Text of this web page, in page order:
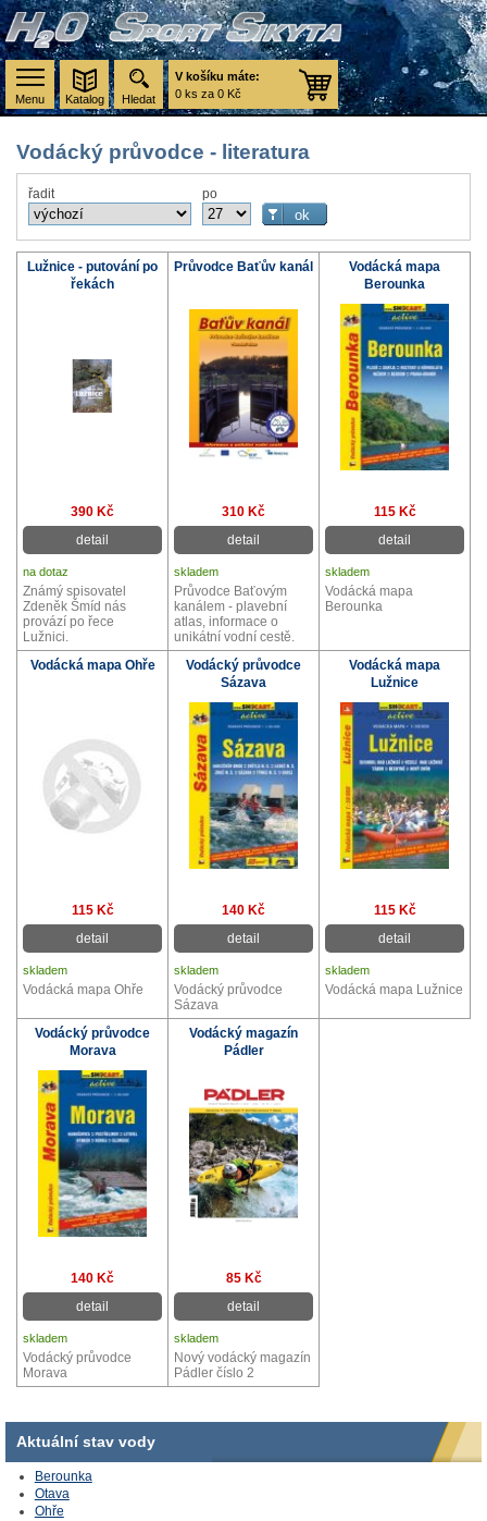
Menu
V košíku máte:
0 ks za 0 Kč
Hledat
Vodácký průvodce - literatura
řadit po
Lužnice - putování po
řekách
Průvodce Baťův kanál
Vodácká mapa
Berounka
390 Kč
detail
310 Kč
detail
115 Kč
detail
na dotaz skladem skladem
Známý spisovatel
Zdeněk Šmíd nás
provází po řece
Lužnici.
Průvodce Baťovým
kanálem - plavební
atlas, informace o
unikátní vodní cestě.
Vodácká mapa
Berounka
Vodácká mapa Ohře
Vodácký průvodce
Sázava
Vodácká mapa
Lužnice
115 Kč
detail
140 Kč
detail
115 Kč
detail
skladem skladem skladem
Vodácká mapa Ohře
Vodácký průvodce
Sázava
Vodácká mapa Lužnice
Vodácký průvodce
Morava
Vodácký magazín
Pádler
140 Kč
detail
85 Kč
detail
skladem skladem
Vodácký průvodce
Morava
Nový vodácký magazín
Pádler číslo 2
Katalog
Aktuální stav vody
Berounka
Otava
Ohře